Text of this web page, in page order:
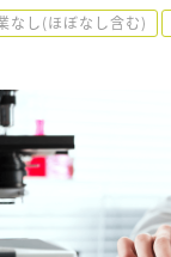
なし(ほぼなし含む)